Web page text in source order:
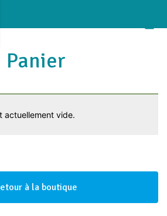
Menu
Panier
actuellement vide.
à la boutique